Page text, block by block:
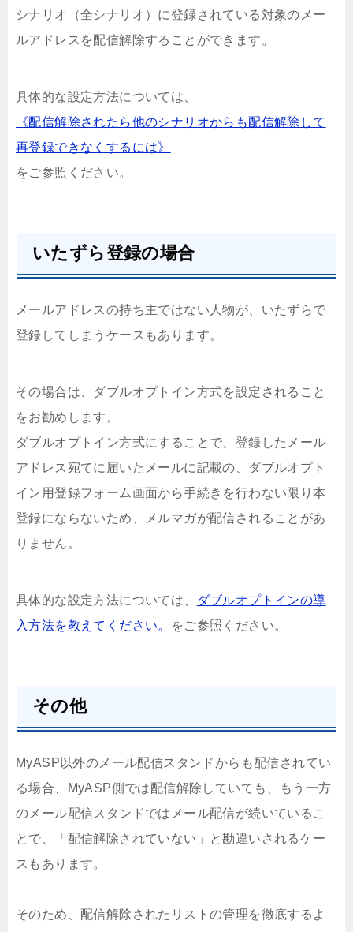
シナリオ（全シナリオ）に登録されている対象のメー
ルアドレスを配信解除することができます。
具体的な設定方法については、
《配信解除されたら他のシナリオからも配信解除して
再登録できなくするには》
をご参照ください。
いたずら登録の場合
メールアドレスの持ち主ではない人物が、いたずらで
登録してしまうケースもあります。
その場合は、ダブルオプトイン方式を設定されること
をお勧めします。
ダブルオプトイン方式にすることで、登録したメール
アドレス宛てに届いたメールに記載の、ダブルオプト
イン用登録フォーム画面から手続きを行わない限り本
登録にならないため、メルマガが配信されることがあ
りません。
具体的な設定方法については、
ダブルオプトインの導
入方法を教えてください。
をご参照ください。
その他
MyASP以外のメール配信スタンドからも配信されてい
る場合、MyASP側では配信解除していても、もう一方
のメール配信スタンドではメール配信が続いているこ
とで、「配信解除されていない」と勘違いされるケー
スもあります。
そのため、配信解除されたリストの管理を徹底するよ